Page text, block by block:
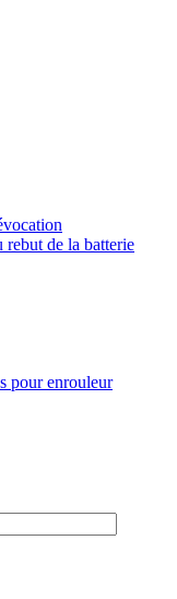
rebut de la batterie
pour enrouleur